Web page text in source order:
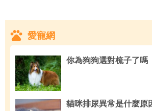
愛寵網
你為狗狗選對梳子了嗎
貓咪排尿異常是什麼原